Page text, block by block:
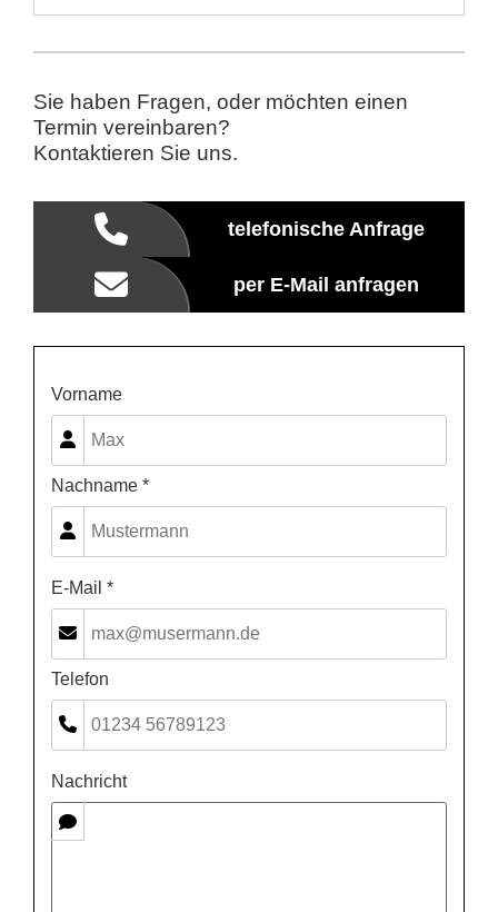
Sie haben Fragen, oder möchten einen
Termin vereinbaren?
Kontaktieren Sie uns.
telefonische Anfrage
per E-Mail anfragen
Vorname
Nachname *
E-Mail *
Telefon
Nachricht